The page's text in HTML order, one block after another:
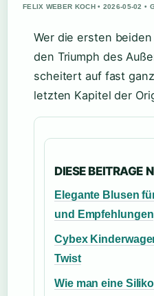
FELIX WEBER KOCH • 2026-05-02 •
Wer die ersten
den Triumph des
scheitert auf fast
letzten Kapitel der
DIESE BEITRAGE
Elegante Blusen
und Empfehlungen
Cybex
Twist
Wie man eine